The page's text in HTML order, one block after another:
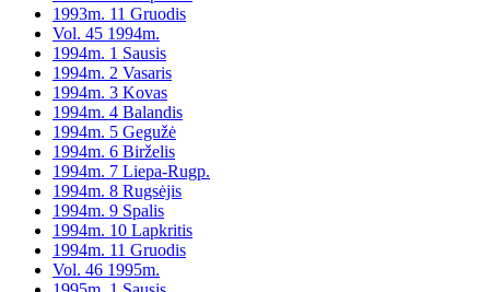
1993m. 11 Gruodis
Vol. 45 1994m.
1994m. 1 Sausis
1994m. 2 Vasaris
1994m. 3 Kovas
1994m. 4 Balandis
1994m. 5 Gegužė
1994m. 6 Birželis
1994m. 7 Liepa-Rugp.
1994m. 8 Rugsėjis
1994m. 9 Spalis
1994m. 10 Lapkritis
1994m. 11 Gruodis
Vol. 46 1995m.